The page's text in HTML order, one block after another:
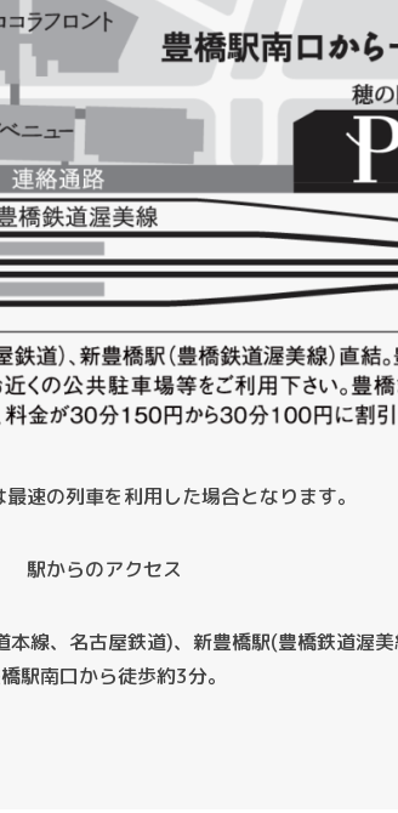
速の列車を利用した場合となります。
駅からのアクセス
線、名古屋鉄道)、新豊橋駅(豊橋鉄道渥美
駅南口から徒歩約3分。